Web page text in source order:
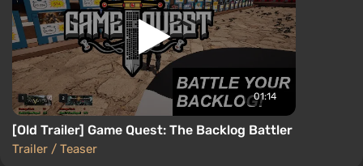
01:14
[Old Trailer] Game Quest: The Backlog Battler
Trailer / Teaser